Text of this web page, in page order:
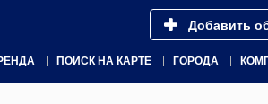
Добавить
ПОИСК НА КАРТЕ ГОРОДА